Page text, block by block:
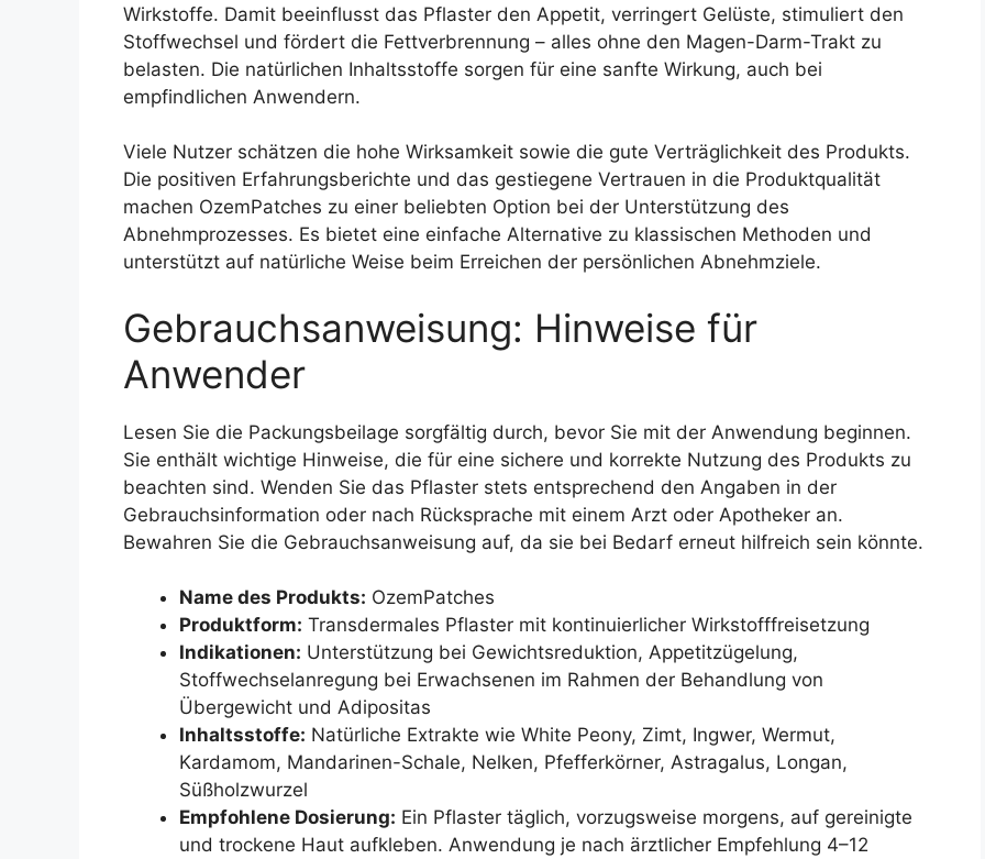
Wirkstoffe. Damit beeinflusst das Pflaster den Appetit, verringert Gelüste, stimuliert den
Stoffwechsel und fördert die Fettverbrennung – alles ohne den Magen-Darm-Trakt zu
belasten. Die natürlichen Inhaltsstoffe sorgen für eine sanfte Wirkung, auch bei
empfindlichen Anwendern.
Viele Nutzer schätzen die hohe Wirksamkeit sowie die gute Verträglichkeit des Produkts.
Die positiven Erfahrungsberichte und das gestiegene Vertrauen in die Produktqualität
machen OzemPatches zu einer beliebten Option bei der Unterstützung des
Abnehmprozesses. Es bietet eine einfache Alternative zu klassischen Methoden und
unterstützt auf natürliche Weise beim Erreichen der persönlichen Abnehmziele.
Gebrauchsanweisung: Hinweise für
Anwender
Lesen Sie die Packungsbeilage sorgfältig durch, bevor Sie mit der Anwendung beginnen.
Sie enthält wichtige Hinweise, die für eine sichere und korrekte Nutzung des Produkts zu
beachten sind. Wenden Sie das Pflaster stets entsprechend den Angaben in der
Gebrauchsinformation oder nach Rücksprache mit einem Arzt oder Apotheker an.
Bewahren Sie die Gebrauchsanweisung auf, da sie bei Bedarf erneut hilfreich sein könnte.
Name des Produkts: OzemPatches
Produktform: Transdermales Pflaster mit kontinuierlicher Wirkstofffreisetzung
Indikationen: Unterstützung bei Gewichtsreduktion, Appetitzügelung,
Stoffwechselanregung bei Erwachsenen im Rahmen der Behandlung von
Übergewicht und Adipositas
Inhaltsstoffe: Natürliche Extrakte wie White Peony, Zimt, Ingwer, Wermut,
Kardamom, Mandarinen-Schale, Nelken, Pfefferkörner, Astragalus, Longan,
Süßholzwurzel
Empfohlene Dosierung: Ein Pflaster täglich, vorzugsweise morgens, auf gereinigte
und trockene Haut aufkleben. Anwendung je nach ärztlicher Empfehlung 4–12